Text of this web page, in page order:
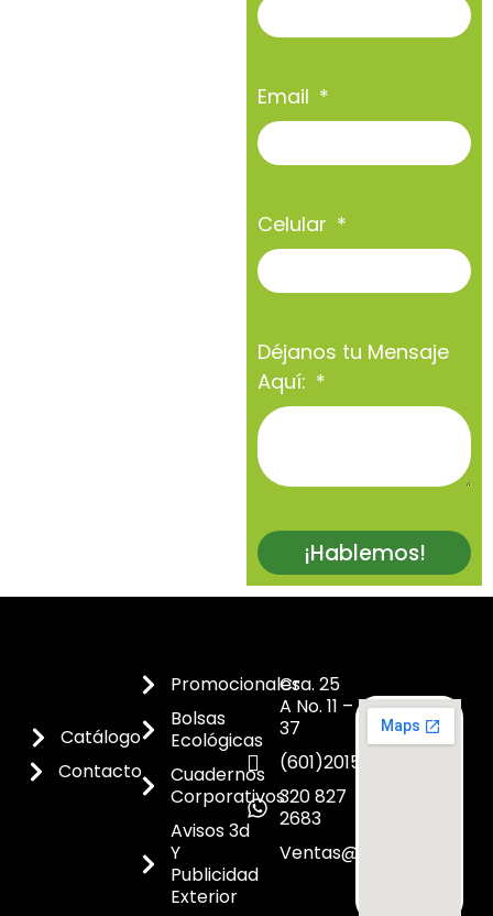
Email
Celular
Déjanos tu Mensaje
Aquí:
¡Hablemos!
Catálogo
Contacto
Promocionales
Bolsas
Ecológicas
Cuadernos
Corporativos
Avisos 3d
Y
Publicidad
Exterior
Cra. 25
A No. 11 –
37
(601)2015300
320 827
2683
Ventas@dicoes.co